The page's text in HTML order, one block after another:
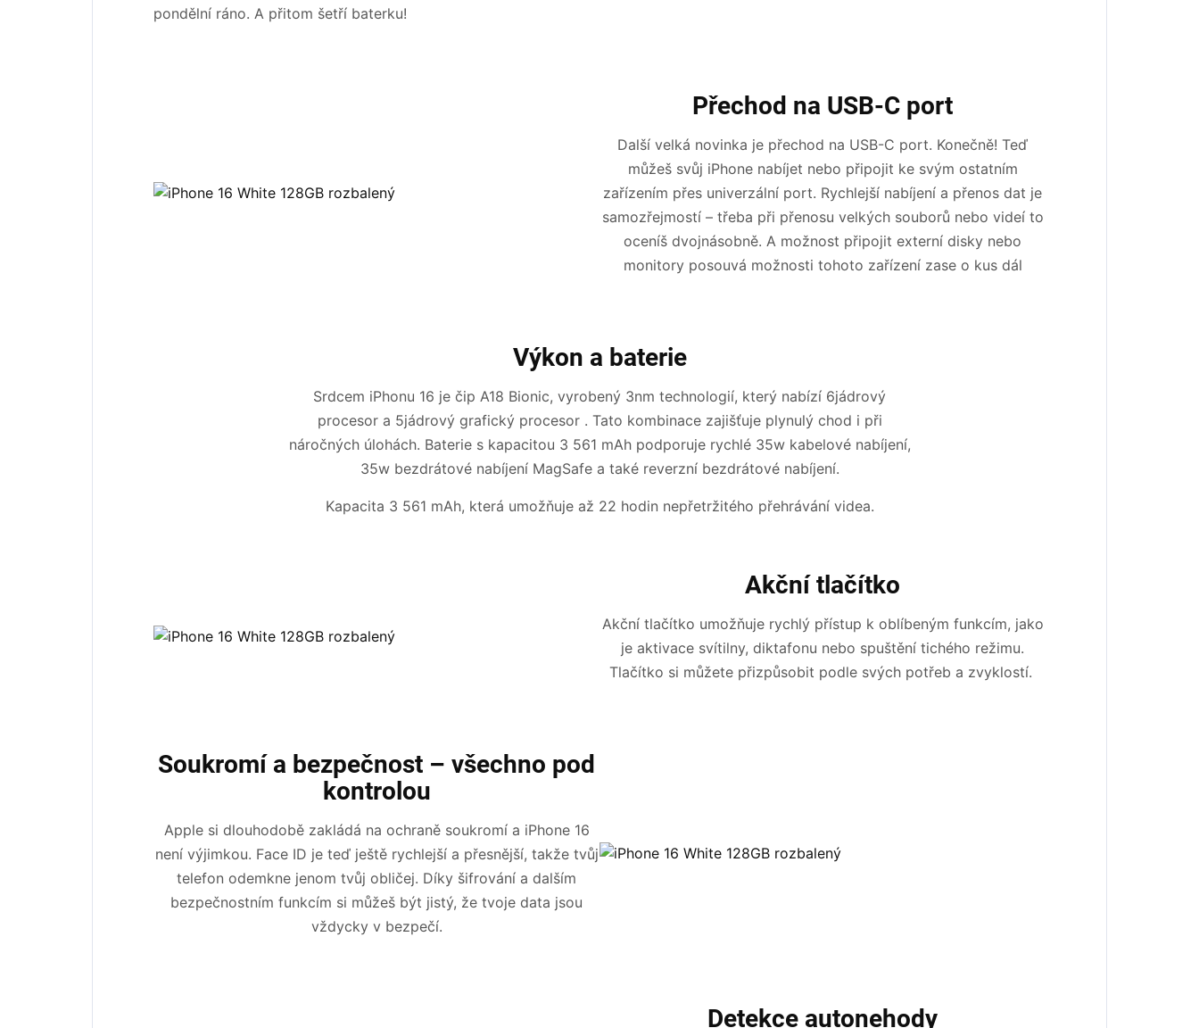
pondělní ráno. A přitom šetří baterku!
Přechod na USB-C port
Další velká novinka je přechod na USB-C port. Konečně! Teď
můžeš svůj iPhone nabíjet nebo připojit ke svým ostatním
zařízením přes univerzální port. Rychlejší nabíjení a přenos dat je
samozřejmostí – třeba při přenosu velkých souborů nebo videí to
oceníš dvojnásobně. A možnost připojit externí disky nebo
monitory posouvá možnosti tohoto zařízení zase o kus dál
Výkon a baterie
Srdcem iPhonu 16 je čip A18 Bionic, vyrobený 3nm technologií, který nabízí 6jádrový
procesor a 5jádrový grafický procesor . Tato kombinace zajišťuje plynulý chod i při
náročných úlohách. Baterie s kapacitou 3 561 mAh podporuje rychlé 35w kabelové nabíjení,
35w bezdrátové nabíjení MagSafe a také reverzní bezdrátové nabíjení.
Kapacita 3 561 mAh, která umožňuje až 22 hodin nepřetržitého přehrávání videa.
Akční tlačítko
Akční tlačítko umožňuje rychlý přístup k oblíbeným funkcím, jako
je aktivace svítilny, diktafonu nebo spuštění tichého režimu.
Tlačítko si můžete přizpůsobit podle svých potřeb a zvyklostí.
Soukromí a bezpečnost – všechno pod
kontrolou
Apple si dlouhodobě zakládá na ochraně soukromí a iPhone 16
není výjimkou. Face ID je teď ještě rychlejší a přesnější, takže tvůj
telefon odemkne jenom tvůj obličej. Díky šifrování a dalším
bezpečnostním funkcím si můžeš být jistý, že tvoje data jsou
vždycky v bezpečí.
Detekce autonehody